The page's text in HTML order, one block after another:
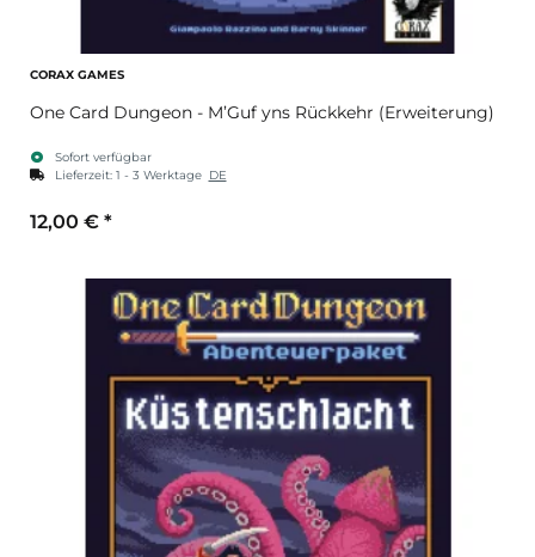
CORAX GAMES
One Card Dungeon - M’Guf yns Rückkehr (Erweiterung)
Sofort verfügbar
Lieferzeit: 1 - 3 Werktage DE
12,00 € *